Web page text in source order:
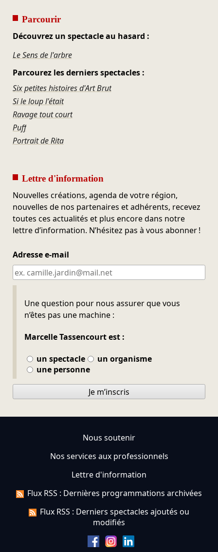
Parcourir
Découvrez un spectacle au hasard :
Le Sens de l'arbre
Parcourez les derniers spectacles :
Six petites histoires d'Art Brut
Si le loup l'était
Ravage tout court
Puff
Portrait de Rita
Lettre d'information
Nouvelles créations, agenda de votre région,
nouvelles de nos partenaires et adhérents, recevez
toutes ces actualités et plus encore dans notre
lettre d’information. N’hésitez pas à vous abonner !
Adresse e-mail
Une question pour nous assurer que vous
n’êtes pas une machine :
Marcelle Tassencourt est :
un spectacle
un organisme
une personne
Ne pas remplir
Je m’inscris
Nous soutenir
Nos services aux professionnels
Lettre d'information
Flux RSS : Dernières programmations archivées
Flux RSS : Derniers spectacles ajoutés ou
modifiés